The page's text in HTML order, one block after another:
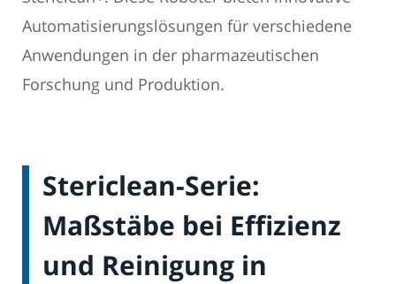
Automatisierungslösungen für verschiedene
Anwendungen in der pharmazeutischen
Forschung und Produktion.
Stericlean-Serie:
Maßstäbe bei Effizienz
und Reinigung in